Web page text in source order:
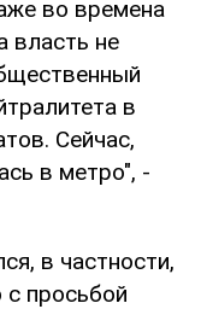
во времена
власть не
в
Сейчас,
в метро", -
в частности,
просьбой